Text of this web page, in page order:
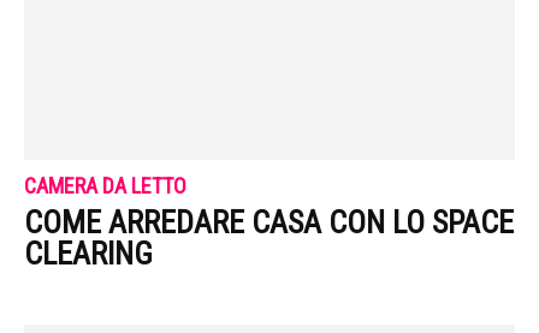
CAMERA DA LETTO
COME ARREDARE CASA CON LO SPACE
CLEARING